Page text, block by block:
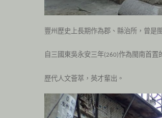
豐州歷史上長期作為郡、縣治所，曾是
自三國東吳永安三年(260)作為閩南首置
歷代人文薈萃，英才輩出。